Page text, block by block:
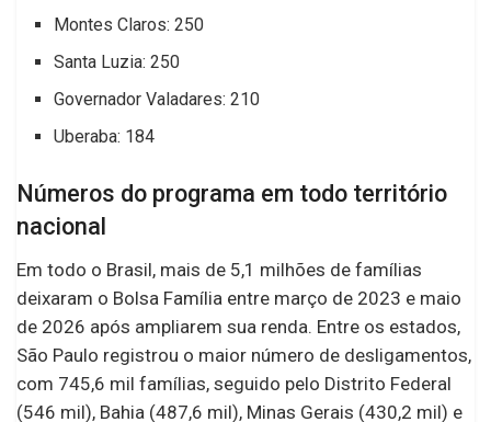
Montes Claros: 250
Santa Luzia: 250
Governador Valadares: 210
Uberaba: 184
Números do programa em todo território
nacional
Em todo o Brasil, mais de 5,1 milhões de famílias
deixaram o Bolsa Família entre março de 2023 e maio
de 2026 após ampliarem sua renda. Entre os estados,
São Paulo registrou o maior número de desligamentos,
com 745,6 mil famílias, seguido pelo Distrito Federal
(546 mil), Bahia (487,6 mil), Minas Gerais (430,2 mil) e